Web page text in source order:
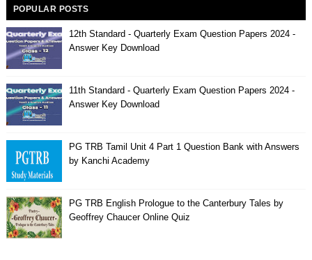
POPULAR POSTS
12th Standard - Quarterly Exam Question Papers 2024 -
Answer Key Download
11th Standard - Quarterly Exam Question Papers 2024 -
Answer Key Download
PG TRB Tamil Unit 4 Part 1 Question Bank with Answers
by Kanchi Academy
PG TRB English Prologue to the Canterbury Tales by
Geoffrey Chaucer Online Quiz